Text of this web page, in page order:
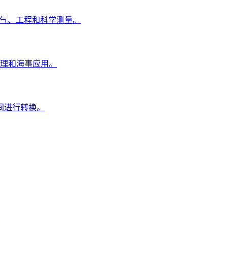
、工程和科学测量。
和海事应用。
行转换。